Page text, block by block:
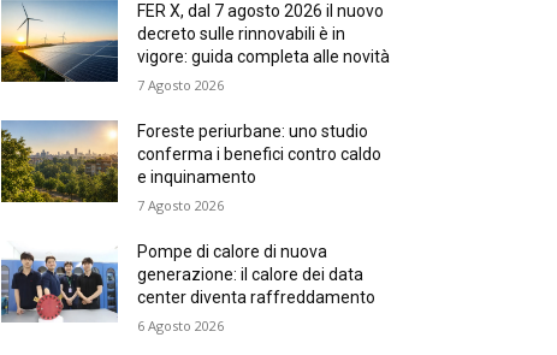
FER X, dal 7 agosto 2026 il nuovo
decreto sulle rinnovabili è in
vigore: guida completa alle novità
7 Agosto 2026
Foreste periurbane: uno studio
conferma i benefici contro caldo
e inquinamento
7 Agosto 2026
Pompe di calore di nuova
generazione: il calore dei data
center diventa raffreddamento
6 Agosto 2026